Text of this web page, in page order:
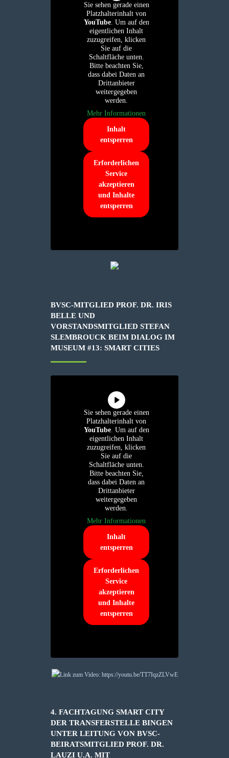
Sie sehen gerade einen
Platzhalterinhalt von
YouTube. Um auf den
eigentlichen Inhalt
zuzugreifen, klicken
Sie auf die
Schaltfläche unten.
Bitte beachten Sie,
dass dabei Daten an
Drittanbieter
weitergegeben
werden.
Mehr Informationen
Inhalt
entsperren
Erforderlichen
Service
akzeptieren
und Inhalte
entsperren
BVSC-MITGLIED PROF. DR. IRIS
BELLE UND
VORSTANDSMITGLIED STEFAN
SLEMBROUCK BEIM DIALOG IM
MUSEUM #13: SMART CITIES
Sie sehen gerade einen
Platzhalterinhalt von
YouTube. Um auf den
eigentlichen Inhalt
zuzugreifen, klicken
Sie auf die
Schaltfläche unten.
Bitte beachten Sie,
dass dabei Daten an
Drittanbieter
weitergegeben
werden.
Mehr Informationen
Inhalt
entsperren
Erforderlichen
Service
akzeptieren
und Inhalte
entsperren
4. FACHTAGUNG SMART CITY
DER TRANSFERSTELLE BINGEN
UNTER LEITUNG VON BVSC-
BEIRATSMITGLIED PROF. DR.
LAUZI U.A. MIT